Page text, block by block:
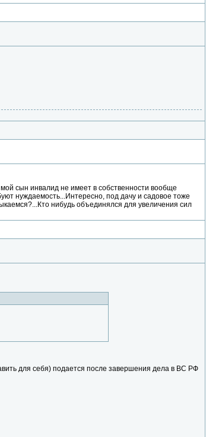
сын инвалид не имеет в собственности вообще
нуждаемость...Интересно, под дачу и садовое тоже
нибудь объединялся для увеличения сил
для себя) подается после завершения дела в ВС РФ